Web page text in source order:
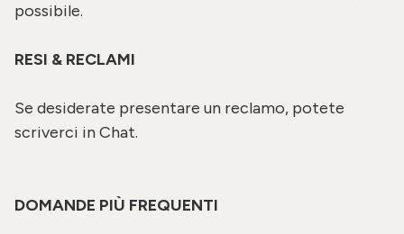
possibile.
RESI & RECLAMI
Se desiderate presentare un reclamo, potete
scriverci in Chat.
DOMANDE PIÙ FREQUENTI